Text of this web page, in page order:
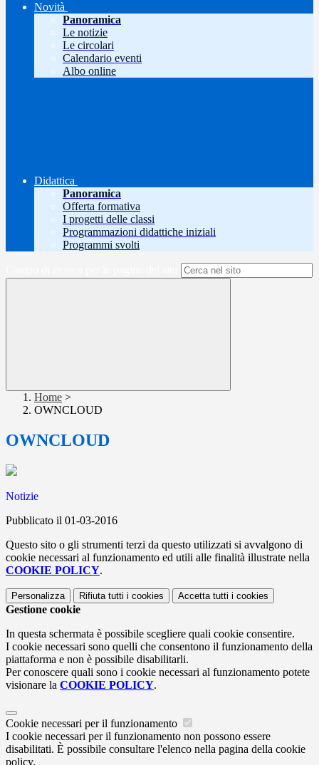
Novità
Panoramica
Le notizie
Le circolari
Calendario eventi
Albo online
Didattica
Panoramica
Offerta formativa
I progetti delle classi
Programmazioni didattiche iniziali
Programmi svolti
Home >
OWNCLOUD
OWNCLOUD
Notizie
Pubblicato il 01-03-2016
Questo sito o gli strumenti terzi da questo utilizzati si avvalgono di
cookie necessari al funzionamento ed utili alle finalità illustrate nella
COOKIE POLICY.
Personalizza Rifiuta tutti i cookies Accetta tutti i cookies
Gestione cookie
In questa schermata è possibile scegliere quali cookie consentire.
I cookie necessari sono quelli che consentono il funzionamento della
piattaforma e non è possibile disabilitarli.
Per conoscere quali sono i cookie necessari al funzionamento potete
visionare la COOKIE POLICY.
Cookie necessari per il funzionamento
I cookie necessari per il funzionamento non possono essere
disabilitati. È possibile consultare l'elenco nella pagina della cookie
policy.